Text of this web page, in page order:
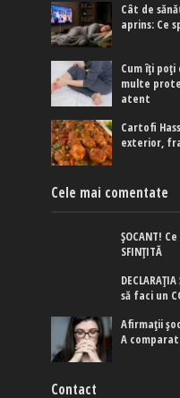
Cât de
aprins: Ce
Cum îți poți
multe
atent
Cartofi
exterior,
Cele mai comentate
ȘOCANT!
SFINȚITĂ
să faci un
Afirmaţii
A
Contact